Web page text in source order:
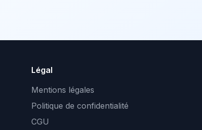
Légal
Mentions légales
Politique de confidentialité
CGU